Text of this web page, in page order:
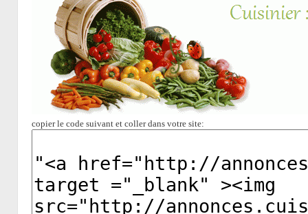
copier le code suivant et coller dans votre site: